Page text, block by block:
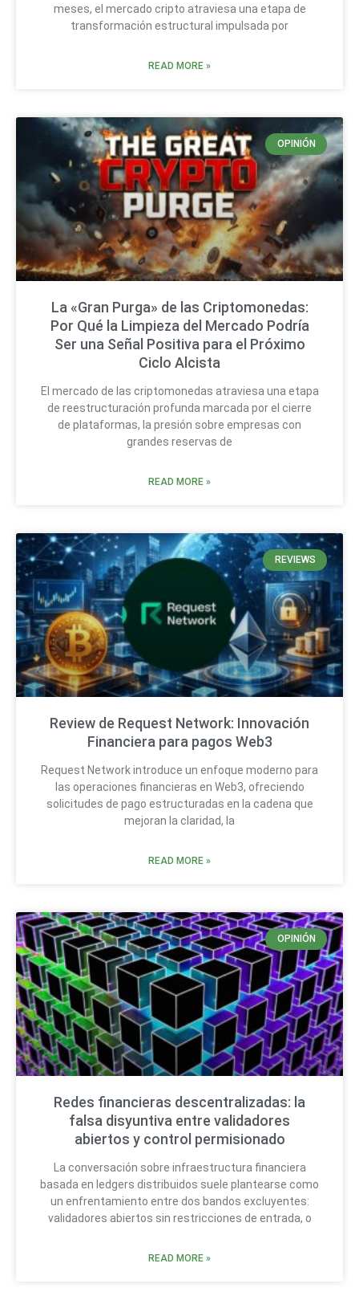
meses, el mercado cripto atraviesa una etapa de
transformación estructural impulsada por
READ MORE »
OPINIÓN
La «Gran Purga» de las Criptomonedas:
Por Qué la Limpieza del Mercado Podría
Ser una Señal Positiva para el Próximo
Ciclo Alcista
El mercado de las criptomonedas atraviesa una etapa
de reestructuración profunda marcada por el cierre
de plataformas, la presión sobre empresas con
grandes reservas de
READ MORE »
REVIEWS
Review de Request Network: Innovación
Financiera para pagos Web3
Request Network introduce un enfoque moderno para
las operaciones financieras en Web3, ofreciendo
solicitudes de pago estructuradas en la cadena que
mejoran la claridad, la
READ MORE »
OPINIÓN
Redes financieras descentralizadas: la
falsa disyuntiva entre validadores
abiertos y control permisionado
La conversación sobre infraestructura financiera
basada en ledgers distribuidos suele plantearse como
un enfrentamiento entre dos bandos excluyentes:
validadores abiertos sin restricciones de entrada, o
READ MORE »